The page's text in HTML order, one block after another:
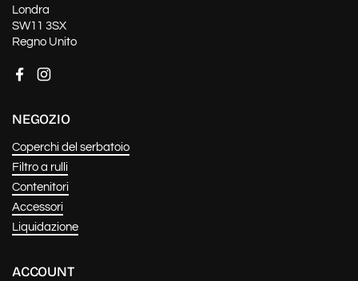
Londra
SW11 3SX
Regno Unito
FacebookInstagram
NEGOZIO
Coperchi del serbatoio
Filtro a rulli
Contenitori
Accessori
Liquidazione
ACCOUNT